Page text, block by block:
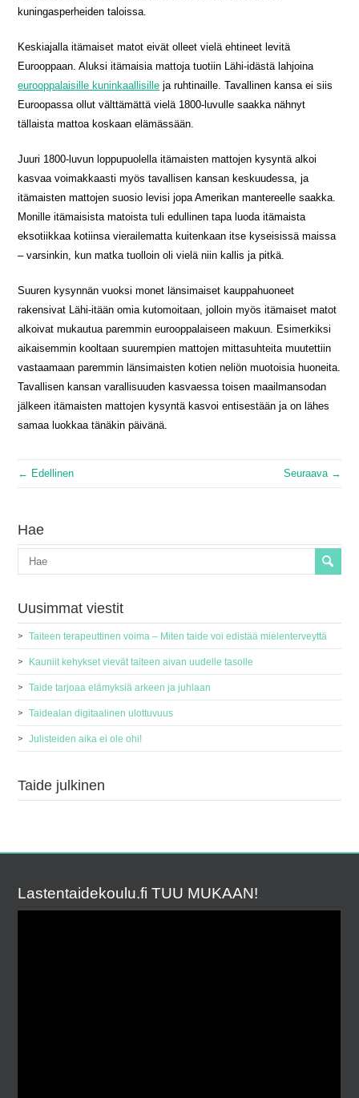
kuningasperheiden taloissa.
Keskiajalla itämaiset matot eivät olleet vielä ehtineet levitä
Eurooppaan. Aluksi itämaisia mattoja tuotiin Lähi-idästä lahjoina
eurooppalaisille kuninkaallisille ja ruhtinaille. Tavallinen kansa ei siis
Euroopassa ollut välttämättä vielä 1800-luvulle saakka nähnyt
tällaista mattoa koskaan elämässään.
Juuri 1800-luvun loppupuolella itämaisten mattojen kysyntä alkoi
kasvaa voimakkaasti myös tavallisen kansan keskuudessa, ja
itämaisten mattojen suosio levisi jopa Amerikan mantereelle saakka.
Monille itämaisista matoista tuli edullinen tapa luoda itämaista
eksotiikkaa kotiinsa vierailematta kuitenkaan itse kyseisissä maissa
– varsinkin, kun matka tuolloin oli vielä niin kallis ja pitkä.
Suuren kysynnän vuoksi monet länsimaiset kauppahuoneet
rakensivat Lähi-itään omia kutomoitaan, jolloin myös itämaiset matot
alkoivat mukautua paremmin eurooppalaiseen makuun. Esimerkiksi
aikaisemmin kooltaan suurempien mattojen mittasuhteita muutettiin
vastaamaan paremmin länsimaisten kotien neliön muotoisia huoneita.
Tavallisen kansan varallisuuden kasvaessa toisen maailmansodan
jälkeen itämaisten mattojen kysyntä kasvoi entisestään ja on lähes
samaa luokkaa tänäkin päivänä.
← Edellinen Seuraava →
Hae
Uusimmat viestit
Taiteen terapeuttinen voima – Miten taide voi edistää mielenterveyttä
Kauniit kehykset vievät taiteen aivan uudelle tasolle
Taide tarjoaa elämyksiä arkeen ja juhlaan
Taidealan digitaalinen ulottuvuus
Julisteiden aika ei ole ohi!
Taide julkinen
Lastentaidekoulu.fi TUU MUKAAN!